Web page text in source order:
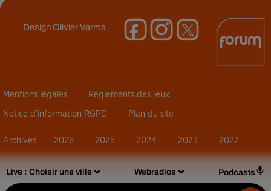
Live : Choisir une ville Webradios Podcasts
DesignOlivier Varma
Mentions légales Règlements des jeux
Notice d’information RGPD Plan du site
Archives 2026 2025 2024 2023 2022